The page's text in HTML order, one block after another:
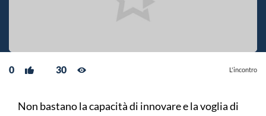
0 30 L'incontro
Non bastano la capacità di innovare e la voglia di